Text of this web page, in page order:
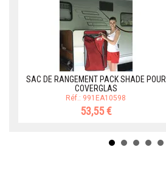
SAC DE RANGEMENT PACK SHADE POUR
COVERGLAS
Réf.: 991EA10598
53,55 €